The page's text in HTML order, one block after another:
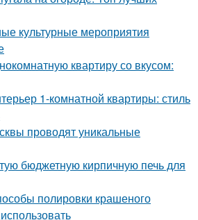
культурные мероприятия
квартиру со вкусом:
1-комнатной квартиры: стиль
проводят уникальные
бюджетную кирпичную печь для
полировки крашеного